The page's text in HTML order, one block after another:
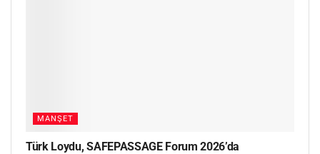
MANŞET
Türk Loydu, SAFEPASSAGE Forum 2026’da